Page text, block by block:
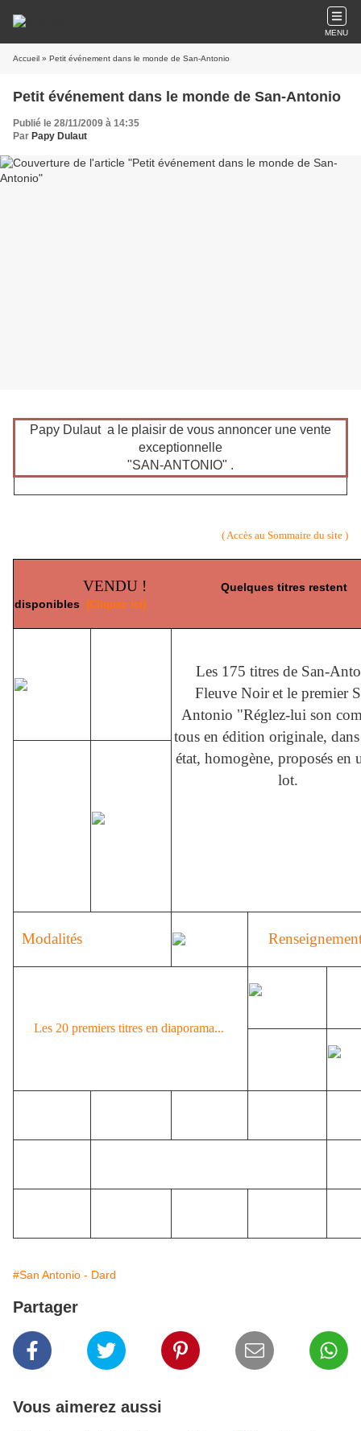
MENU
Accueil » Petit événement dans le monde de San-Antonio
Petit événement dans le monde de San-Antonio
Publié le 28/11/2009 à 14:35
Par Papy Dulaut
Papy Dulaut a le plaisir de vous annoncer une vente
exceptionnelle
"SAN-ANTONIO" .
( Accès au Sommaire du site )
VENDU !
Quelques titres restent
disponibles (Cliquez ici)
Les 175 titres de San-
Fleuve Noiret le premier
Antonio "Réglez-lui son
tous en édition originale,
état, homogène, proposés en
lot.
Modalités
Les 20 premiers titres en diaporama...
#San Antonio - Dard
Partager
Vous aimerez aussi